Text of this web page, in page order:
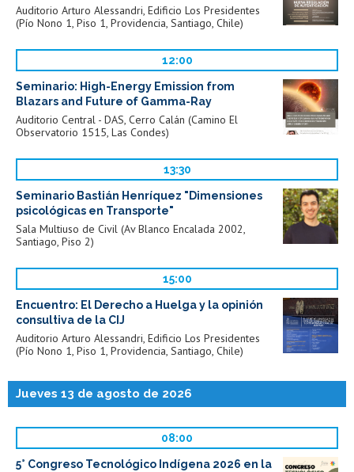
Auditorio Arturo Alessandri, Edificio Los Presidentes
(Pío Nono 1, Piso 1, Providencia, Santiago, Chile)
12:00
Seminario: High-Energy Emission from
Blazars and Future of Gamma-Ray
Auditorio Central - DAS, Cerro Calán (Camino El
Observatorio 1515, Las Condes)
13:30
Seminario Bastián Henríquez "Dimensiones
psicológicas en Transporte"
Sala Multiuso de Civil (Av Blanco Encalada 2002,
Santiago, Piso 2)
15:00
Encuentro: El Derecho a Huelga y la opinión
consultiva de la CIJ
Auditorio Arturo Alessandri, Edificio Los Presidentes
(Pío Nono 1, Piso 1, Providencia, Santiago, Chile)
Jueves 13 de agosto de 2026
08:00
5° Congreso Tecnológico Indígena 2026 en la